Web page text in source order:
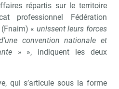
répartis sur le territoire
professionnel Fédération
« unissent leurs forces
convention nationale et
»», indiquent les deux
qui s’articule sous la forme